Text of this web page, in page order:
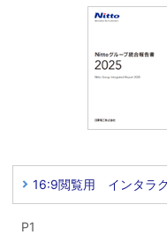
16:9閲覧用 インタラ
P1